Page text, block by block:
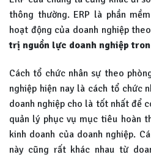
thông thường. ERP là phần
hoạt động của doanh nghiệp
trị nguồn lực doanh nghiệp
Cách tổ chức nhân sự theo
nghiệp hiện nay là cách tổ chức
doanh nghiệp cho là tốt nhất để
quản lý phục vụ mục tiêu hoàn
kinh doanh của doanh nghiệp.
này cũng rất khác nhau từ